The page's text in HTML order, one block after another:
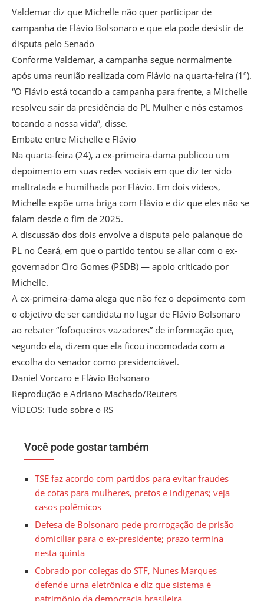
Valdemar diz que Michelle não quer participar de
campanha de Flávio Bolsonaro e que ela pode desistir de
disputa pelo Senado
Conforme Valdemar, a campanha segue normalmente
após uma reunião realizada com Flávio na quarta-feira (1º).
“O Flávio está tocando a campanha para frente, a Michelle
resolveu sair da presidência do PL Mulher e nós estamos
tocando a nossa vida”, disse.
Embate entre Michelle e Flávio
Na quarta-feira (24), a ex-primeira-dama publicou um
depoimento em suas redes sociais em que diz ter sido
maltratada e humilhada por Flávio. Em dois vídeos,
Michelle expõe uma briga com Flávio e diz que eles não se
falam desde o fim de 2025.
A discussão dos dois envolve a disputa pelo palanque do
PL no Ceará, em que o partido tentou se aliar com o ex-
governador Ciro Gomes (PSDB) — apoio criticado por
Michelle.
A ex-primeira-dama alega que não fez o depoimento com
o objetivo de ser candidata no lugar de Flávio Bolsonaro
ao rebater “fofoqueiros vazadores” de informação que,
segundo ela, dizem que ela ficou incomodada com a
escolha do senador como presidenciável.
Daniel Vorcaro e Flávio Bolsonaro
Reprodução e Adriano Machado/Reuters
VÍDEOS: Tudo sobre o RS
Você pode gostar também
TSE faz acordo com partidos para evitar fraudes
de cotas para mulheres, pretos e indígenas; veja
casos polêmicos
Defesa de Bolsonaro pede prorrogação de prisão
domiciliar para o ex-presidente; prazo termina
nesta quinta
Cobrado por colegas do STF, Nunes Marques
defende urna eletrônica e diz que sistema é